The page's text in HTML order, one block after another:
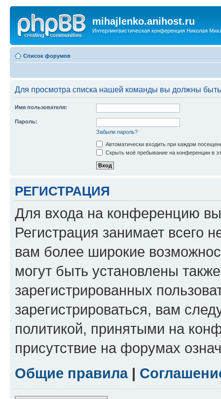
mihajlenko.anihost.ru
Интерлингвистическая конференция Николая
Список форумов
Для просмотра списка нашей команды вы должны
Имя пользователя:
Пароль:
Забыли пароль?
Автоматически входить при каждом
Скрыть моё пребывание на конференции в
РЕГИСТРАЦИЯ
Для входа на конференцию
Регистрация занимает всего
вам более широкие
могут быть установлены
зарегистрированных
зарегистрироваться, вам
политикой, принятыми на
присутствие на форумах
Общие правила|